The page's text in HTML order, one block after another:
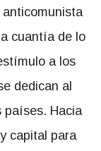
cuantía de lo
a los
dedican al
países. Hacia
capital para